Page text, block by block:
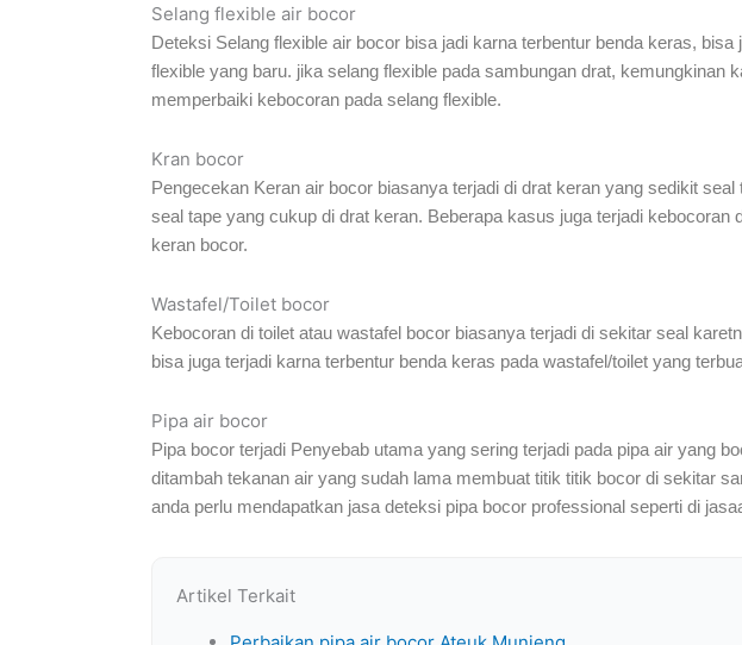
Selang flexible air bocor
Deteksi Selang flexible air bocor bisa jadi karna terbentur benda keras,
flexible yang baru. jika selang flexible pada sambungan drat,
memperbaiki kebocoran pada selang flexible.
Kran bocor
Pengecekan Keran air bocor biasanya terjadi di drat keran yang sedikit
seal tape yang cukup di drat keran. Beberapa kasus juga terjadi
keran bocor.
Wastafel/Toilet bocor
Kebocoran di toilet atau wastafel bocor biasanya terjadi di sekitar seal
bisa juga terjadi karna terbentur benda keras pada wastafel/toilet yang
Pipa air bocor
Pipa bocor terjadi Penyebab utama yang sering terjadi pada pipa air yang
ditambah tekanan air yang sudah lama membuat titik titik bocor di sekitar
anda perlu mendapatkan jasa deteksi pipa bocor professional seperti di
Artikel Terkait